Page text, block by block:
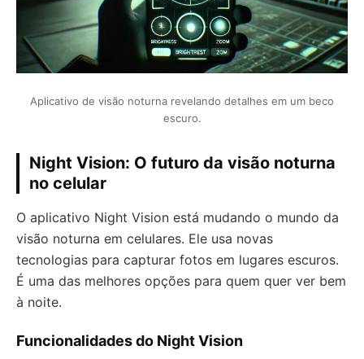
Aplicativo de visão noturna revelando detalhes em um beco
escuro.
Night Vision: O futuro da visão noturna
no celular
O aplicativo Night Vision está mudando o mundo da
visão noturna em celulares. Ele usa novas
tecnologias para capturar fotos em lugares escuros.
É uma das melhores opções para quem quer ver bem
à noite.
Funcionalidades do Night Vision